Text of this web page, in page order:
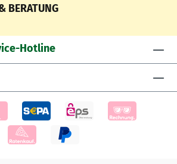
BERATUNG
Hotline